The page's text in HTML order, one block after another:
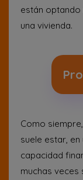
están optando
una vivienda.
Como
suele estar,
capacidad
muchas